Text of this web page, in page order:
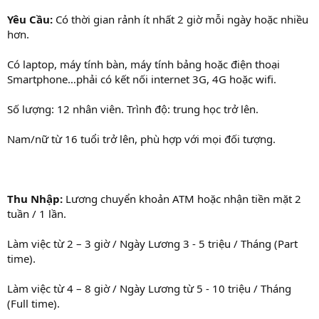
Yêu Cầu: Có thời gian rảnh ít nhất 2 giờ mỗi ngày hoặc nhiều
hơn.
Có laptop, máy tính bàn, máy tính bảng hoặc điện thoại
Smartphone…phải có kết nối internet 3G, 4G hoặc wifi.
Số lượng: 12 nhân viên. Trình độ: trung học trở lên.
Nam/nữ từ 16 tuổi trở lên, phù hợp với mọi đối tượng.
Thu Nhập: Lương chuyển khoản ATM hoặc nhận tiền mặt 2
tuần / 1 lần.
Làm việc từ 2 – 3 giờ / Ngày Lương 3 - 5 triệu / Tháng (Part
time).
Làm việc từ 4 – 8 giờ / Ngày Lương từ 5 - 10 triệu / Tháng
(Full time).